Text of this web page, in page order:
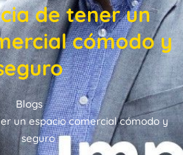
de tener un
cómodo y
Blogs
un espacio comercial cómodo y
seguro